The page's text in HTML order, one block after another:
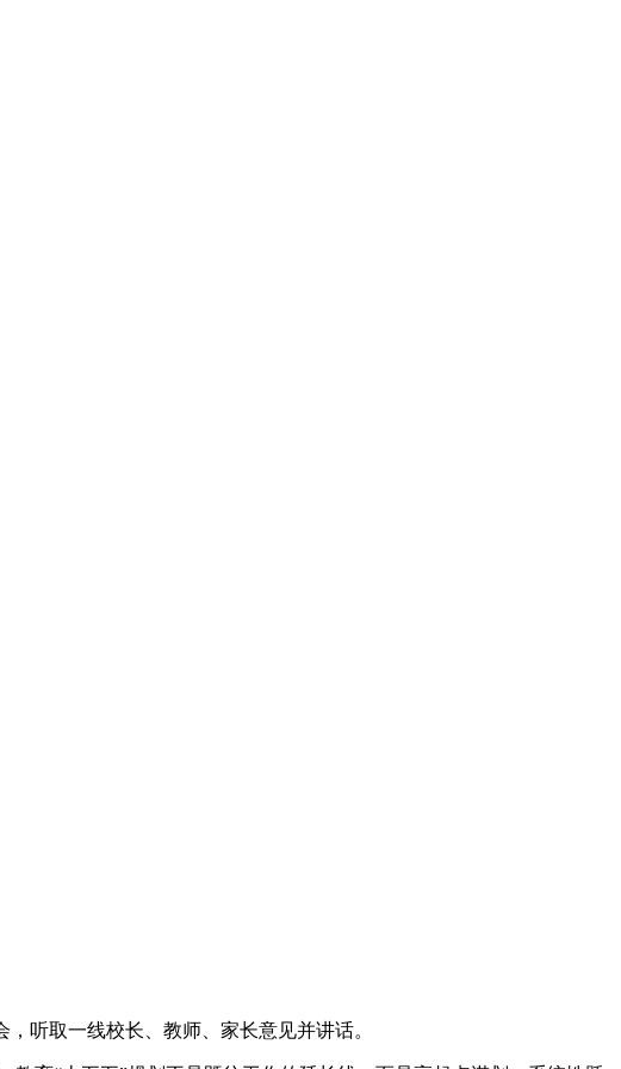
听取一线校长、教师、家长意见并讲话。